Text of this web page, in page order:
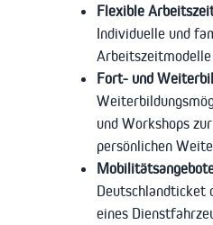
Flexible
Individuelle und
Fort- und
und Workshops
persönlichen
Deutschlandticket
eines